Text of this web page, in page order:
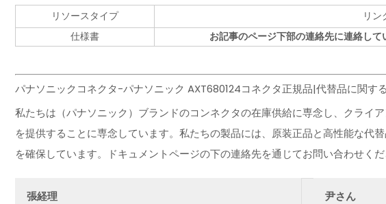
リソースタイプ
リン
仕様書
お記事のページ下部の連絡先に連絡して
パナソニックコネクタ-パナソニック AXT680124コネクタ正規品|代替品に関す
私たちは（パナソニック）ブランドのコンネクタの在庫供給に専念し、クライ
を提供することに専念しています。私たちの製品には、原装正品と高性能な代
を確保しています。ドキュメントページの下の連絡先を通じてお問い合わせくだ
張経理
尹さん